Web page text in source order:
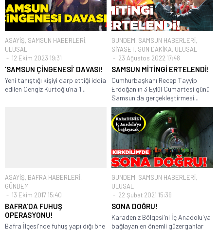
ASAYİŞ, SAMSUN HABERLERİ,
ULUSAL
12 Ekim 2023 19:31
‘SAMSUN ÇİNGENESİ’ DAVASI!
Yeni tanıştığı kişiyi darp ettiği iddia
edilen Cengiz Kurtoğlu’na 1...
GÜNDEM, SAMSUN HABERLERİ,
SİYASET, SON DAKİKA, ULUSAL
23 Ağustos 2022 17:48
SAMSUN MİTİNGİ ERTELENDİ!
Cumhurbaşkanı Recep Tayyip
Erdoğan'ın 3 Eylül Cumartesi günü
Samsun'da gerçekleştirmesi...
ASAYİŞ, BAFRA HABERLERİ,
GÜNDEM
13 Ekim 2017 15:40
BAFRA’DA FUHUŞ
OPERASYONU!
Bafra İlçesi'nde fuhuş yapıldığı öne
GÜNDEM, SAMSUN HABERLERİ,
ULUSAL
22 Şubat 2021 15:39
SONA DOĞRU!
Karadeniz Bölgesi'ni İç Anadolu'ya
bağlayan en önemli güzergahlar